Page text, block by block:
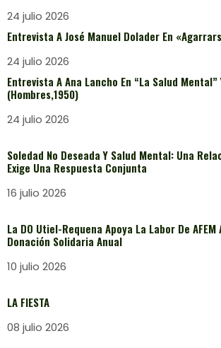
24 julio 2026
Entrevista A José Manuel Dolader En
24 julio 2026
Entrevista A Ana Lancho En “La Salud
(Hombres,1950)
24 julio 2026
Soledad No Deseada Y Salud Mental: Una
Exige Una Respuesta Conjunta
16 julio 2026
La DO Utiel-Requena Apoya La Labor De
Donación Solidaria Anual
10 julio 2026
LA FIESTA
08 julio 2026